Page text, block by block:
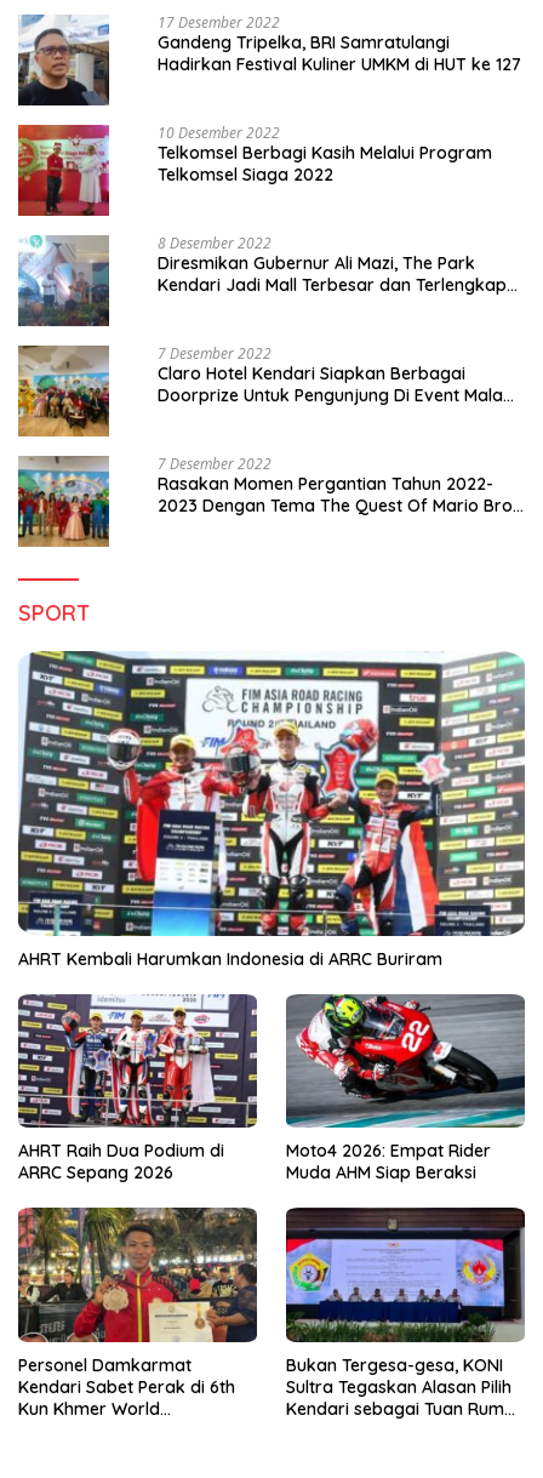
17 Desember 2022
Gandeng Tripelka, BRI Samratulangi
Hadirkan Festival Kuliner UMKM di HUT ke 127
10 Desember 2022
Telkomsel Berbagi Kasih Melalui Program
Telkomsel Siaga 2022
8 Desember 2022
Diresmikan Gubernur Ali Mazi, The Park
Kendari Jadi Mall Terbesar dan Terlengkap
7 Desember 2022
Claro Hotel Kendari Siapkan Berbagai
Doorprize Untuk Pengunjung Di Event Malam
7 Desember 2022
Rasakan Momen Pergantian Tahun 2022-
2023 Dengan Tema The Quest Of Mario Bros
SPORT
AHRT Kembali Harumkan Indonesia di ARRC Buriram
AHRT Raih Dua Podium di
ARRC Sepang 2026
Moto4 2026: Empat Rider
Muda AHM Siap Beraksi
Personel Damkarmat
Kendari Sabet Perak di 6th
Kun Khmer World
Bukan Tergesa-gesa, KONI
Sultra Tegaskan Alasan Pilih
Kendari sebagai Tuan Rumah